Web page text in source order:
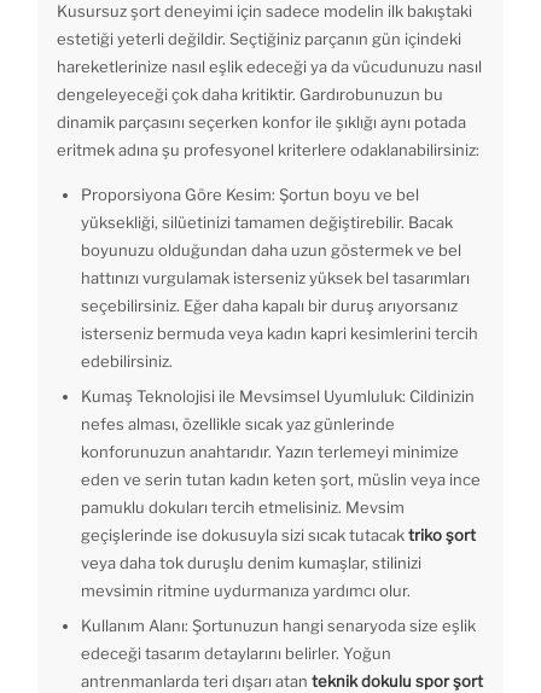
Kusursuz şort deneyimi için sadece modelin ilk bakıştaki
estetiği yeterli değildir. Seçtiğiniz parçanın gün içindeki
hareketlerinize nasıl eşlik edeceği ya da vücudunuzu nasıl
dengeleyeceği çok daha kritiktir. Gardırobunuzun bu
dinamik parçasını seçerken konfor ile şıklığı aynı potada
eritmek adına şu profesyonel kriterlere odaklanabilirsiniz:
Proporsiyona Göre Kesim: Şortun boyu ve bel
yüksekliği, silüetinizi tamamen değiştirebilir. Bacak
boyunuzu olduğundan daha uzun göstermek ve bel
hattınızı vurgulamak isterseniz yüksek bel tasarımları
seçebilirsiniz. Eğer daha kapalı bir duruş arıyorsanız
isterseniz bermuda veya kadın kapri kesimlerini tercih
edebilirsiniz.
Kumaş Teknolojisi ile Mevsimsel Uyumluluk: Cildinizin
nefes alması, özellikle sıcak yaz günlerinde
konforunuzun anahtarıdır. Yazın terlemeyi minimize
eden ve serin tutan kadın keten şort, müslin veya ince
pamuklu dokuları tercih etmelisiniz. Mevsim
geçişlerinde ise dokusuyla sizi sıcak tutacaktriko şort
veya daha tok duruşlu denim kumaşlar, stilinizi
mevsimin ritmine uydurmanıza yardımcı olur.
Kullanım Alanı: Şortunuzun hangi senaryoda size eşlik
edeceği tasarım detaylarını belirler. Yoğun
antrenmanlarda teri dışarı atan teknik dokulu spor şort